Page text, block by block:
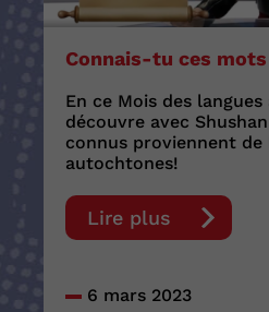
Connais-tu ces
En ce Mois des
découvre avec
connus proviennent de
autochtones!
Lire plus
6 mars 2023